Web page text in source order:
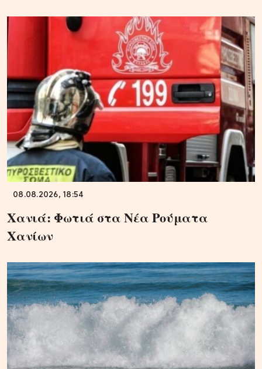
08.08.2026, 18:54
Χανιά: Φωτιά στα Νέα Ρούματα
Χανίων